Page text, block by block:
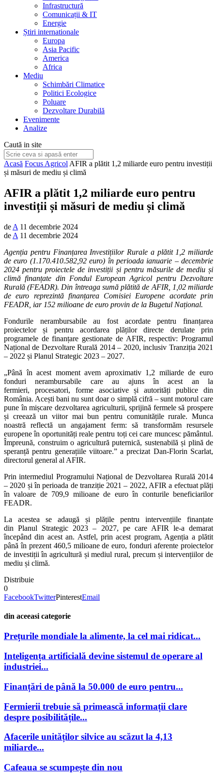
Infrastructură
Comunicații & IT
Energie
Știri internationale
Europa
Asia Pacific
America
Africa
Mediu
Schimbări Climatice
Politici Ecologice
Poluare
Dezvoltare Durabilă
Evenimente
Analize
Caută in site
Acasă Focus Agricol AFIR a plătit 1,2 miliarde euro pentru investiții
și măsuri de mediu și climă
AFIR a plătit 1,2 miliarde euro pentru
investiții și măsuri de mediu și climă
de A 11 decembrie 2024
de A 11 decembrie 2024
Agenția pentru Finanțarea Investițiilor Rurale a plătit 1,2 miliarde
de euro (1.170.410.582,92 euro) în perioada ianuarie – decembrie
2024 pentru proiectele de investiții și pentru măsurile de mediu și
climă finanțate din Fondul European Agricol pentru Dezvoltare
Rurală (FEADR). Din întreaga sumă plătită de AFIR, 1,02 miliarde
de euro reprezintă finanțarea Comisiei Europene acordate prin
FEADR, iar 152 milioane de euro provin de la Bugetul Național.
Fondurile nerambursabile au fost acordate pentru finanțarea
proiectelor și pentru acordarea plăților directe derulate prin
programele de finanțare gestionate de AFIR, respectiv: Programul
Național de Dezvoltare Rurală 2014 – 2020, inclusiv Tranziția 2021
– 2022 și Planul Strategic 2023 – 2027.
„Până în acest moment avem aproximativ 1,2 miliarde de euro
fonduri nerambursabile care au ajuns în acest an la
fermieri, procesatori, forme asociative și autorități publice din
România. Acești bani nu sunt doar o simplă cifră – sunt motorul care
pune în mișcare dezvoltarea agriculturii, sprijină fermele să prospere
și creează un viitor mai bun pentru comunitățile rurale. Munca
noastră reflectă un angajament ferm: să transformăm resursele
europene în oportunități reale pentru toți cei care muncesc pământul.
Împreună, construim o agricultură puternică, sustenabilă și plină de
speranță pentru generațiile viitoare.” a precizat Dan-Florin Scarlat,
directorul general al AFIR.
Prin intermediul Programului Național de Dezvoltarea Rurală 2014
– 2020 și în perioada de tranziție 2021 – 2022, AFIR a efectuat plăți
în valoare de 709,9 milioane de euro în conturile beneficiarilor
FEADR.
La acestea se adaugă și plățile pentru intervențiile finanțate
din Planul Strategic 2023 – 2027, pe care AFIR le-a demarat
începând din acest an. Astfel, prin acest program, Agenția a plătit
până în prezent 460,5 milioane de euro, fonduri aferente proiectelor
de investiții în agricultură și mediul rural, precum și intervențiilor de
mediu și climă.
Distribuie
0
FacebookTwitterPinterestEmail
din aceeasi categorie
Prețurile mondiale la alimente, la cel mai ridicat...
Inteligența artificială devine sistemul de operare al
industriei...
Finanțări de până la 50.000 de euro pentru...
Fermierii trebuie să primească informații clare
despre posibilitățile...
Afacerile unităților silvice au scăzut la 4,13
miliarde...
Cafeaua se scumpește din nou